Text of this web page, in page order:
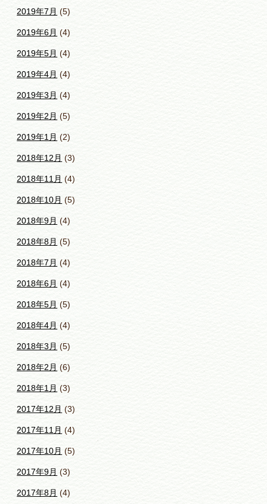
2019年7月 (5)
2019年6月 (4)
2019年5月 (4)
2019年4月 (4)
2019年3月 (4)
2019年2月 (5)
2019年1月 (2)
2018年12月 (3)
2018年11月 (4)
2018年10月 (5)
2018年9月 (4)
2018年8月 (5)
2018年7月 (4)
2018年6月 (4)
2018年5月 (5)
2018年4月 (4)
2018年3月 (5)
2018年2月 (6)
2018年1月 (3)
2017年12月 (3)
2017年11月 (4)
2017年10月 (5)
2017年9月 (3)
2017年8月 (4)